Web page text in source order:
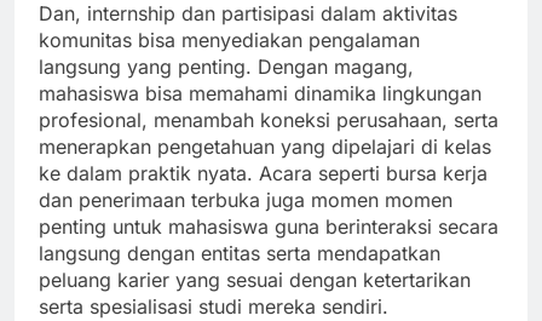
Dan, internship dan partisipasi dalam aktivitas
komunitas bisa menyediakan pengalaman
langsung yang penting. Dengan magang,
mahasiswa bisa memahami dinamika lingkungan
profesional, menambah koneksi perusahaan, serta
menerapkan pengetahuan yang dipelajari di kelas
ke dalam praktik nyata. Acara seperti bursa kerja
dan penerimaan terbuka juga momen momen
penting untuk mahasiswa guna berinteraksi secara
langsung dengan entitas serta mendapatkan
peluang karier yang sesuai dengan ketertarikan
serta spesialisasi studi mereka sendiri.